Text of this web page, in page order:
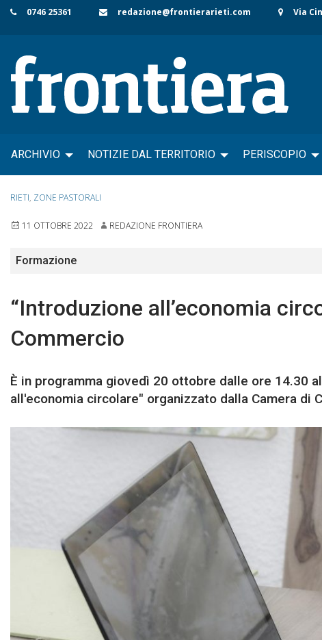
Skip
content
0746 25361 redazione@frontierarieti.com Via
ARCHIVIO NOTIZIE DAL TERRITORIO PERISCOPIO
RIETI, ZONE PASTORALI
11 OTTOBRE 2022 REDAZIONE FRONTIERA
Formazione
“Introduzione all’economia
Commercio
È in programma giovedì 20 ottobre dalle ore 14.30
all'economia circolare" organizzato dalla Camera